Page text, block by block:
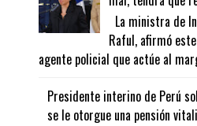
La ministra de
Raful, afirmó
agente policial que actúe al
Presidente interino de Perú
se le otorgue una pensión